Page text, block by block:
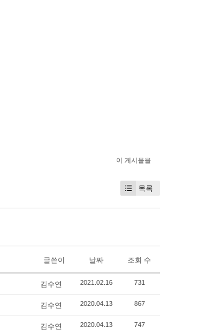
이 게시물을
목록
글쓴이 날짜 조회 수
김수연 2021.02.16 731
김수연 2020.04.13 867
김수연 2020.04.13 747